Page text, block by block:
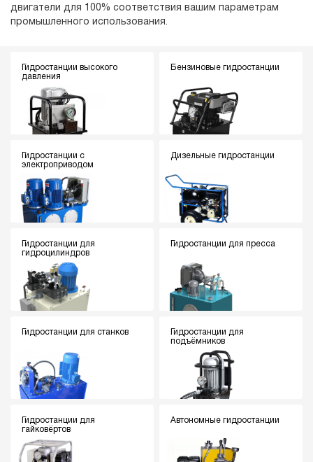
двигатели для 100% соответствия вашим параметрам
промышленного использования.
Гидростанции высокого
давления
Бензиновые гидростанции
Гидростанции с
электроприводом
Дизельные гидростанции
Гидростанции для
гидроцилиндров
Гидростанции для пресса
Гидростанции для станков
Гидростанции для
подъёмников
Гидростанции для
гайковёртов
Автономные гидростанции